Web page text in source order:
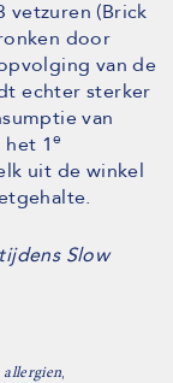
vetzuren (Brick
door
van de
echter sterker
van
het 1e
uit de winkel
Slow
allergien